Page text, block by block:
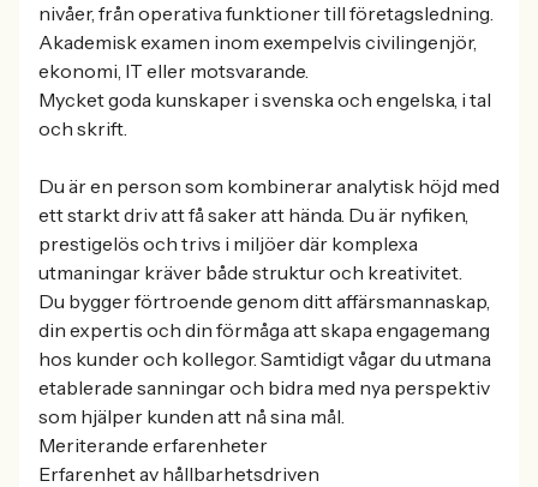
nivåer, från operativa funktioner till företagsledning.
Akademisk examen inom exempelvis civilingenjör,
ekonomi, IT eller motsvarande.
Mycket goda kunskaper i svenska och engelska, i tal
och skrift.
Du är en person som kombinerar analytisk höjd med
ett starkt driv att få saker att hända. Du är nyfiken,
prestigelös och trivs i miljöer där komplexa
utmaningar kräver både struktur och kreativitet.
Du bygger förtroende genom ditt affärsmannaskap,
din expertis och din förmåga att skapa engagemang
hos kunder och kollegor. Samtidigt vågar du utmana
etablerade sanningar och bidra med nya perspektiv
som hjälper kunden att nå sina mål.
Meriterande erfarenheter
Erfarenhet av hållbarhetsdriven